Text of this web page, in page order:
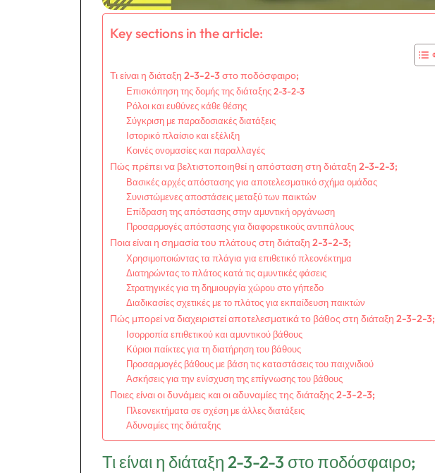
Key sections in the article:
Τι είναι η διάταξη 2-3-2-3 στο ποδόσφαιρο;
Επισκόπηση της δομής της διάταξης 2-3-2-3
Ρόλοι και ευθύνες κάθε θέσης
Σύγκριση με παραδοσιακές διατάξεις
Ιστορικό πλαίσιο και εξέλιξη
Κοινές ονομασίες και παραλλαγές
Πώς πρέπει να βελτιστοποιηθεί η απόσταση στη διάταξη 2-3-2-3;
Βασικές αρχές απόστασης για αποτελεσματικό σχήμα ομάδας
Συνιστώμενες αποστάσεις μεταξύ των παικτών
Επίδραση της απόστασης στην αμυντική οργάνωση
Προσαρμογές απόστασης για διαφορετικούς αντιπάλους
Ποια είναι η σημασία του πλάτους στη διάταξη 2-3-2-3;
Χρησιμοποιώντας τα πλάγια για επιθετικό πλεονέκτημα
Διατηρώντας το πλάτος κατά τις αμυντικές φάσεις
Στρατηγικές για τη δημιουργία χώρου στο γήπεδο
Διαδικασίες σχετικές με το πλάτος για εκπαίδευση παικτών
Πώς μπορεί να διαχειριστεί αποτελεσματικά το βάθος στη διάταξη 2-3-2-3;
Ισορροπία επιθετικού και αμυντικού βάθους
Κύριοι παίκτες για τη διατήρηση του βάθους
Προσαρμογές βάθους με βάση τις καταστάσεις του παιχνιδιού
Ασκήσεις για την ενίσχυση της επίγνωσης του βάθους
Ποιες είναι οι δυνάμεις και οι αδυναμίες της διάταξης 2-3-2-3;
Πλεονεκτήματα σε σχέση με άλλες διατάξεις
Αδυναμίες της διάταξης
Τι είναι η διάταξη 2-3-2-3 στο ποδόσφαιρο;